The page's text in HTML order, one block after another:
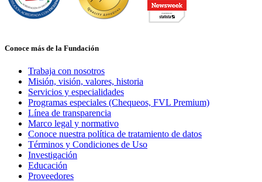
Conoce más de la Fundación
Trabaja con nosotros
Misión, visión, valores, historia
Servicios y especialidades
Programas especiales (Chequeos, FVL Premium)
Línea de transparencia
Marco legal y normativo
Conoce nuestra política de tratamiento de datos
Términos y Condiciones de Uso
Investigación
Educación
Proveedores